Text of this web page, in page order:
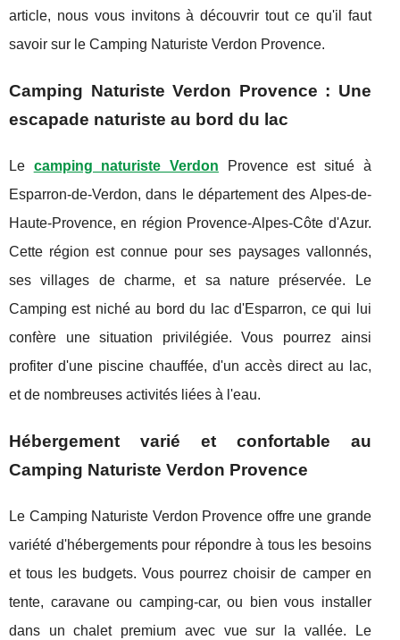
article, nous vous invitons à découvrir tout ce qu'il faut
savoir sur le Camping Naturiste Verdon Provence.
Camping Naturiste Verdon Provence : Une
escapade naturiste au bord du lac
Le camping naturiste Verdon Provence est situé à
Esparron-de-Verdon, dans le département des Alpes-de-
Haute-Provence, en région Provence-Alpes-Côte d'Azur.
Cette région est connue pour ses paysages vallonnés,
ses villages de charme, et sa nature préservée. Le
Camping est niché au bord du lac d'Esparron, ce qui lui
confère une situation privilégiée. Vous pourrez ainsi
profiter d'une piscine chauffée, d'un accès direct au lac,
et de nombreuses activités liées à l'eau.
Hébergement varié et confortable au
Camping Naturiste Verdon Provence
Le Camping Naturiste Verdon Provence offre une grande
variété d'hébergements pour répondre à tous les besoins
et tous les budgets. Vous pourrez choisir de camper en
tente, caravane ou camping-car, ou bien vous installer
dans un chalet premium avec vue sur la vallée. Le